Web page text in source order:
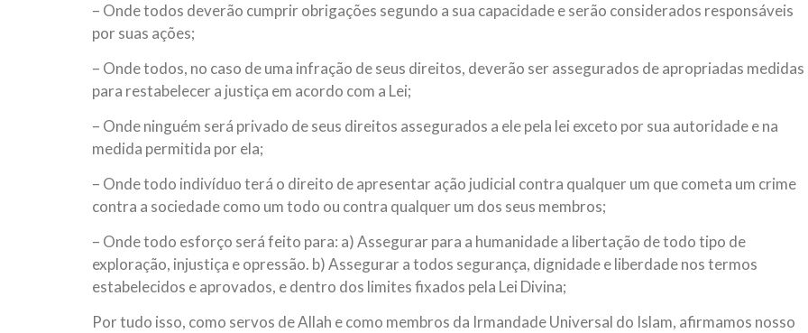
– Onde todos deverão cumprir obrigações segundo a sua capacidade e serão considerados responsáveis
por suas ações;
– Onde todos, no caso de uma infração de seus direitos, deverão ser assegurados de apropriadas medidas
para restabelecer a justiça em acordo com a Lei;
– Onde ninguém será privado de seus direitos assegurados a ele pela lei exceto por sua autoridade e na
medida permitida por ela;
– Onde todo indivíduo terá o direito de apresentar ação judicial contra qualquer um que cometa um crime
contra a sociedade como um todo ou contra qualquer um dos seus membros;
– Onde todo esforço será feito para: a) Assegurar para a humanidade a libertação de todo tipo de
exploração, injustiça e opressão. b) Assegurar a todos segurança, dignidade e liberdade nos termos
estabelecidos e aprovados, e dentro dos limites fixados pela Lei Divina;
Por tudo isso, como servos de Allah e como membros da Irmandade Universal do Islam, afirmamos nosso